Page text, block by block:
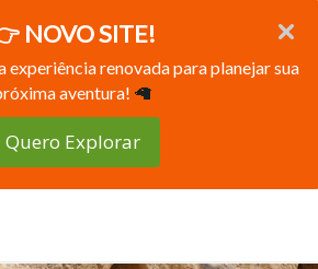
NOVO SITE!
experiência renovada para planejar sua
aventura! 🦙
Quero Explorar